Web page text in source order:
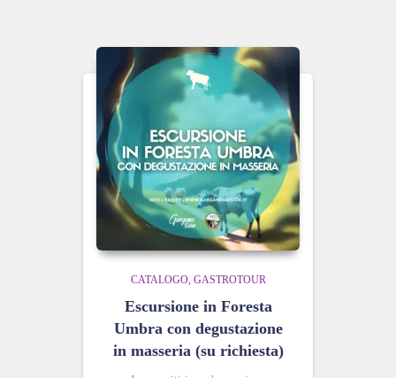
CATALOGO GASTROTOUR
Escursione in Foresta
Umbra con degustazione
in masseria (su richiesta)